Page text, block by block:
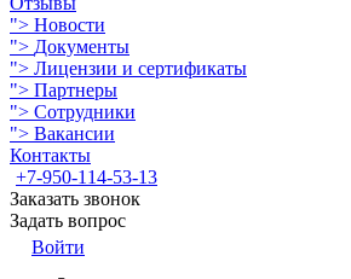
"> Новости
"> Документы
"> Лицензии и сертификаты
"> Партнеры
"> Сотрудники
"> Вакансии
Контакты
+7-950-114-53-13
Заказать звонок
Задать вопрос
Войти